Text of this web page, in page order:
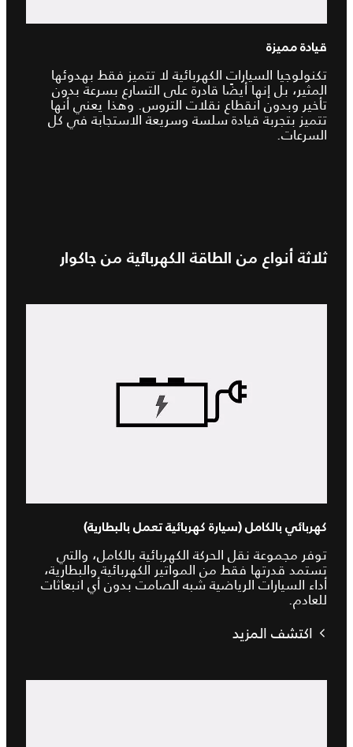
قيادة مميزة
تكنولوجيا السيارات الكهربائية لا تتميز فقط بهدوئها
المثير، بل إنها أيضًا قادرة على التسارع بسرعة بدون
تأخير وبدون انقطاع نقلات التروس. وهذا يعني أنها
تتميز بتجربة قيادة سلسة وسريعة الاستجابة في كل
السرعات.
ثلاثة أنواع من الطاقة الكهربائية من جاكوار
كهربائي بالكامل (سيارة كهربائية تعمل بالبطارية)
توفر مجموعة نقل الحركة الكهربائية بالكامل، والتي
تستمد قدرتها فقط من المواتير الكهربائية والبطارية،
أداء السيارات الرياضية شبه الصامت بدون أي انبعاثات
للعادم.
اكتشف المزيد